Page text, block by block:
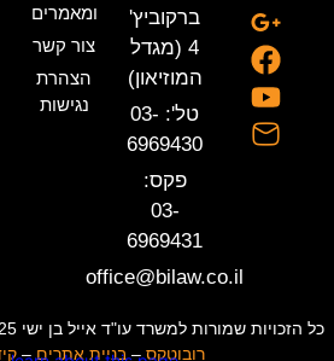
ומאמרים
צור קשר
הצהרת
נגישות
ברקוביץ'
4 (מגדל
המוזיאון)
טל': 03-
6969430
פקס:
03-
6969431
office@bilaw.co.il
כל הזכויות שמורות למשרד עו"ד אייל בן ישי 2025 © האתר נבנה ועוצב ע״י
רובוטקס–בניית אתרים–